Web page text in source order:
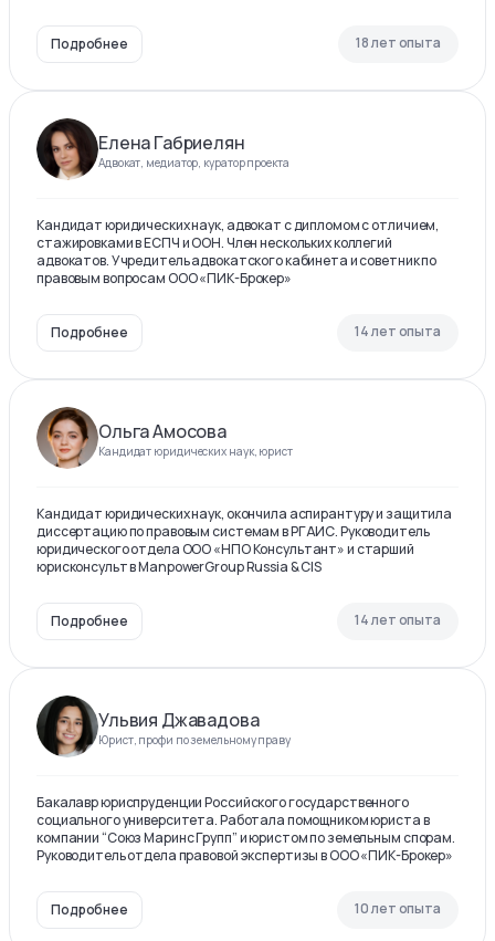
Подробнее 18 лет опыта
Елена Габриелян
Адвокат, медиатор, куратор проекта
Кандидат юридических наук, адвокат с дипломом с отличием,
стажировками в ЕСПЧ и ООН. Член нескольких коллегий
адвокатов. Учредитель адвокатского кабинета и советник по
правовым вопросам ООО «ПИК-Брокер»
Подробнее 14 лет опыта
Ольга Амосова
Кандидат юридических наук, юрист
Кандидат юридических наук, окончила аспирантуру и защитила
диссертацию по правовым системам в РГАИС. Руководитель
юридического отдела ООО «НПО Консультант» и старший
юрисконсульт в ManpowerGroup Russia & CIS
Подробнее 14 лет опыта
Ульвия Джавадова
Юрист, профи по земельному праву
Бакалавр юриспруденции Российского государственного
социального университета. Работала помощником юриста в
компании “Союз Маринс Групп” и юристом по земельным спорам.
Руководитель отдела правовой экспертизы в ООО «ПИК-Брокер»
Подробнее 10 лет опыта